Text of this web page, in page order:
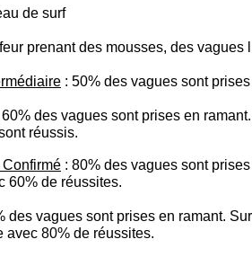
de surf
prenant des mousses, des
: 50% des vagues sont
60% des vagues sont prises en
réussis.
Confirmé : 80% des vagues sont
60% de réussites.
des vagues sont prises en ramant.
avec 80% de réussites.